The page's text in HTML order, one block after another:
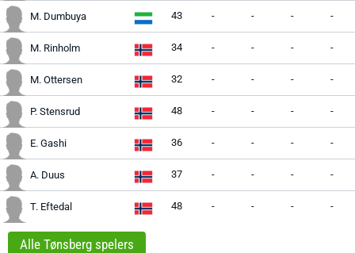
M. Dumbuya 43 - - - -
M. Rinholm 34 - - - -
M. Ottersen 32 - - - -
P. Stensrud 48 - - - -
E. Gashi 36 - - - -
A. Duus 37 - - - -
T. Eftedal 48 - - - -
Alle Tønsberg spelers